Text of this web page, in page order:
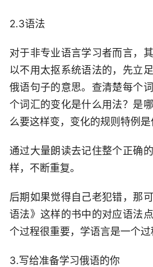
2.3语法
对于非专业语言学习者而言，
以不用太抠系统语法的，先立
俄语句子的意思。查清楚每个
个词汇的变化是什么用法？是
么要这样变，变化的规则特例是
通过大量朗读去记住整个正确
样，不断重复。
后期如果觉得自己老犯错，那
语法》这样的书中的对应语法
个过程很重要，学语言是一个过
3.写给准备学习俄语的你